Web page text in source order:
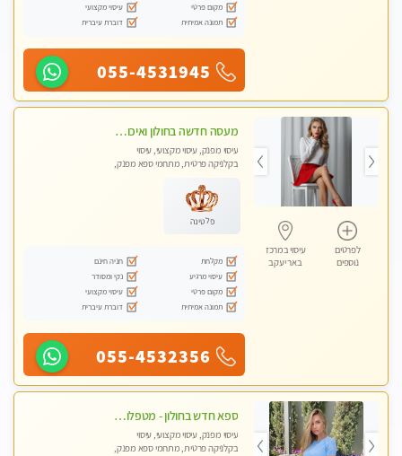
מקום פרטי
עיסוי מקצועי
תמונה אמיתית
דוברת עיברית
055-4531945
לפרטים
נוספים
עיסוי במרכז
באר יעקב
מעסה חדשה בחולון ואיכותית לעיסוי מרגיע ומפנק VIP-מומלץ לחלוטין! פרטי! ​​​​​​
עיסוי מפנק, עיסוי מקצועי, עיסוי
בקלניקה פרטית, מתחמי ספא מפנק,
פלטינה
מקלחת
חניה חינם
עיסוי מרגיע
נקי ומסודר
מקום פרטי
עיסוי מקצועי
תמונה אמיתית
דוברת עיברית
055-4532356
ספא חדש בחולון - מטפלות מקצועיות ברמה גבוהה מומלץ מאוד !!! . . highly recommended..new in the city -אין פרטים נוספים במקום -ללא מין !!ממתינה לך שתגיע
עיסוי מפנק, עיסוי מקצועי, עיסוי
בקלניקה פרטית, מתחמי ספא מפנק,